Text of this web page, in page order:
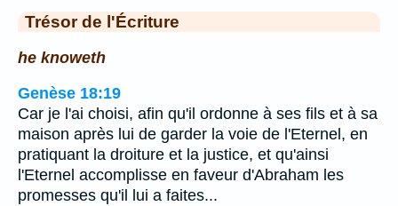
Trésor de l'Écriture
he knoweth
Genèse 18:19
Car je l'ai choisi, afin qu'il ordonne à ses fils et à sa
maison après lui de garder la voie de l'Eternel, en
pratiquant la droiture et la justice, et qu'ainsi
l'Eternel accomplisse en faveur d'Abraham les
promesses qu'il lui a faites...